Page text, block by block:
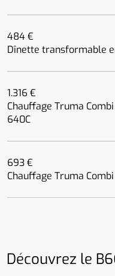
484 €
Dînette transformable
1.316 €
Chauffage Truma
640C
693 €
Chauffage Truma
Découvrez le